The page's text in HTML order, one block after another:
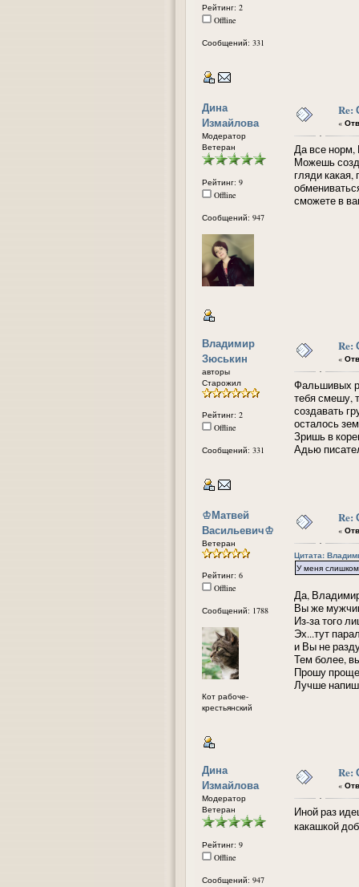
Рейтинг: 2
Offline
Сообщений: 331
Дина
Измайлова
Модератор
Ветеран
Рейтинг: 9
Offline
Сообщений: 947
Re:
«
Да все норм,
Можешь
гляди
сможете в
Владимир
Зюськин
авторы
Старожил
Рейтинг: 2
Offline
Сообщений: 331
Re:
«
Фальшивых
тебя смешу,
создавать
осталось
Зришь в
Адью
᠌♔Матвей
Васильевич♔
Ветеран
Рейтинг: 6
Offline
Сообщений: 1788
Кот рабоче-
крестьянский
Re:
«
Цитата:
У меня
Да,
Вы же
Из-за того
Эх...тут
и Вы не
Тем более,
Прошу
Лучше
Дина
Измайлова
Модератор
Ветеран
Рейтинг: 9
Offline
Сообщений: 947
Re:
«
Иной раз
какашкой